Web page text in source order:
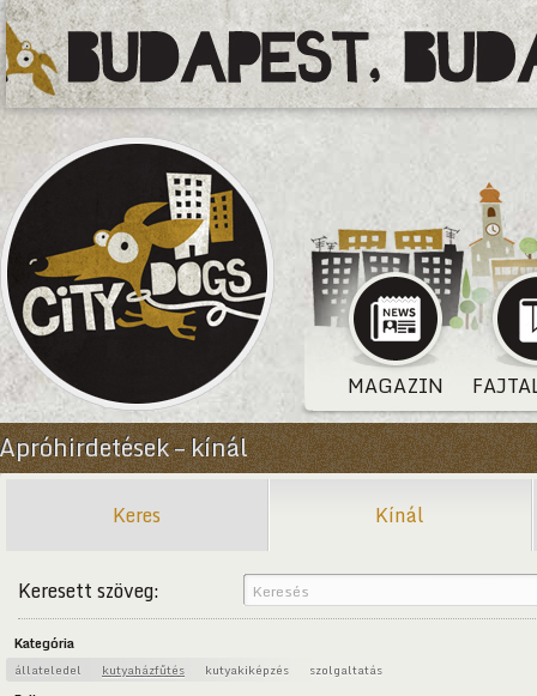
MAGAZIN
Apróhirdetések – kínál
Keres Kínál
Keresett szöveg:
Kategória
állateledel kutyaházfűtés kutyakiképzés szolgaltatás